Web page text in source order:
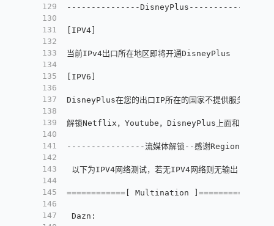
129
130
131
132
133
134
135
136
137
138
139
140
141
142
143
144
145
146
147
---------------DisneyPlus---------------
[ IPV4]
当前IPv4出口所在地区即将开通DisneyPlus
[ IPV6 ]
DisneyPlus在您的出口IP所在的国家不提供服务
解锁Netflix，Youtube，DisneyPlus上面和下面进行
----------------流媒体解锁--感谢
以下为IPV4网络测试，若无IPV4网络则无输出
============ [ Multination ]============
Dazn :